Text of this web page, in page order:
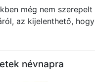
még nem
az kijelenthető,
névnapra